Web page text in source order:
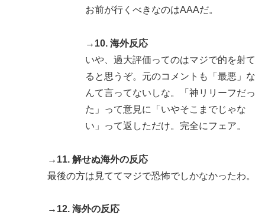
お前が行くべきなのはAAAだ。
→10. 海外反応
いや、過大評価ってのはマジで的を射て
ると思うぞ。元のコメントも「最悪」な
んて言ってないしな。「神リリーフだっ
た」って意見に「いやそこまでじゃな
い」って返しただけ。完全にフェア。
→11. 解せぬ海外の反応
最後の方は見ててマジで恐怖でしかなかったわ。
→12. 海外の反応